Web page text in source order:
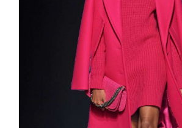
Strick Schick fall/winter